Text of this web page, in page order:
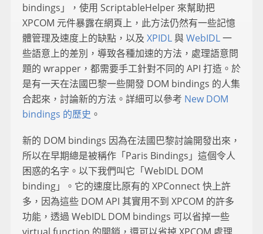
bindings」，使用 ScriptableHelper 來幫助把
XPCOM 元件暴露在網頁上，此方法仍然有一些記憶
體管理及速度上的缺點，以及 XPIDL與WebIDL一
些語意上的差別，導致各種加速的方法，處理語意問
題的 wrapper，都需要手工針對不同的 API 打造。於
是有一天在法國巴黎一些開發 DOM bindings 的人集
合起來，討論新的方法。詳細可以參考 New DOM
bindings 的歷史 。
新的 DOM bindings 因為在法國巴黎討論開發出來，
所以在早期總是被稱作「Paris Bindings」這個令人
困惑的名字。以下我們叫它「WebIDL DOM
binding」。它的速度比原有的 XPConnect 快上許
多，因為這些 DOM API 其實用不到 XPCOM 的許多
功能，透過 WebIDL DOM bindings 可以省掉一些